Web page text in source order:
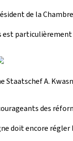
de la
est
Staatschef A.
des
doit encore